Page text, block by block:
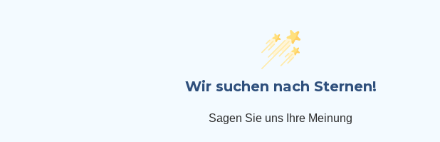
Wir suchen nach Sternen!
Sagen Sie uns Ihre Meinung